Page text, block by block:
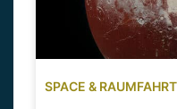
SPACE & RAUMFAHRT